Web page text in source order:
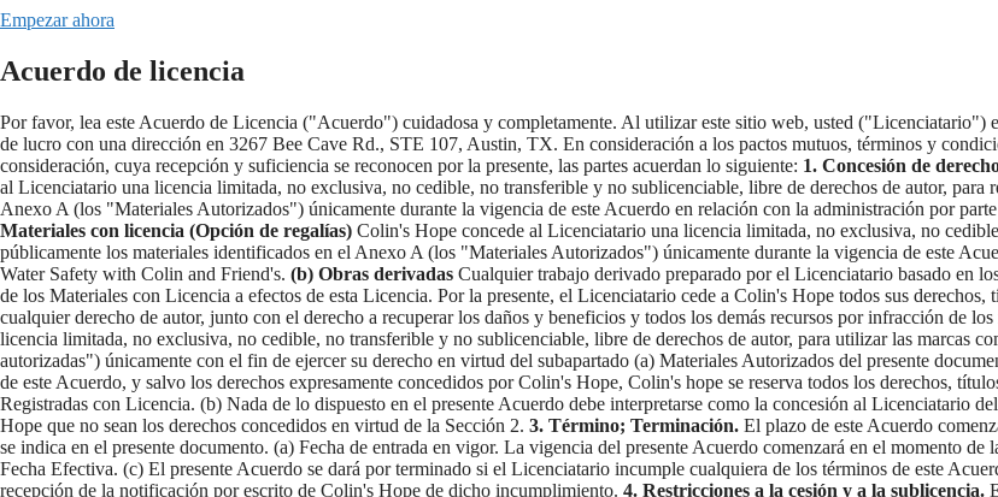
Empezar ahora
Acuerdo de licencia
Por favor, lea este Acuerdo de Licencia ("Acuerdo") cuidadosa y completamente. Al utilizar este sitio web, usted ("Licenciatario")
de lucro con una dirección en 3267 Bee Cave Rd., STE 107, Austin, TX. En consideración a los pactos mutuos, términos y
consideración, cuya recepción y suficiencia se reconocen por la presente, las partes acuerdan lo siguiente: 1. Concesión de
al Licenciatario una licencia limitada, no exclusiva, no cedible, no transferible y no sublicenciable, libre de derechos de autor,
Anexo A (los "Materiales Autorizados") únicamente durante la vigencia de este Acuerdo en relación con la administración por
Materiales con licencia (Opción de regalías) Colin's Hope concede al Licenciatario una licencia limitada, no exclusiva, no
públicamente los materiales identificados en el Anexo A (los "Materiales Autorizados") únicamente durante la vigencia de este
Water Safety with Colin and Friend's. (b) Obras derivadas Cualquier trabajo derivado preparado por el Licenciatario basado en
de los Materiales con Licencia a efectos de esta Licencia. Por la presente, el Licenciatario cede a Colin's Hope todos sus
cualquier derecho de autor, junto con el derecho a recuperar los daños y beneficios y todos los demás recursos por infracción de los
licencia limitada, no exclusiva, no cedible, no transferible y no sublicenciable, libre de derechos de autor, para utilizar las marcas
autorizadas") únicamente con el fin de ejercer su derecho en virtud del subapartado (a) Materiales Autorizados del presente
de este Acuerdo, y salvo los derechos expresamente concedidos por Colin's Hope, Colin's hope se reserva todos los derechos,
Registradas con Licencia. (b) Nada de lo dispuesto en el presente Acuerdo debe interpretarse como la concesión al Licenciatario
Hope que no sean los derechos concedidos en virtud de la Sección 2. 3. Término; Terminación. El plazo de este Acuerdo
se indica en el presente documento. (a) Fecha de entrada en vigor. La vigencia del presente Acuerdo comenzará en el momento
Fecha Efectiva. (c) El presente Acuerdo se dará por terminado si el Licenciatario incumple cualquiera de los términos de este
recepción de la notificación por escrito de Colin's Hope de dicho incumplimiento. 4. Restricciones a la cesión y a la sublicencia.